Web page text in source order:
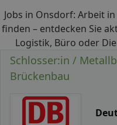
Jobs in Onsdorf: Arbeit
finden – entdecken Sie
Logistik, Büro oder
Schlosser:in /
Brückenbau